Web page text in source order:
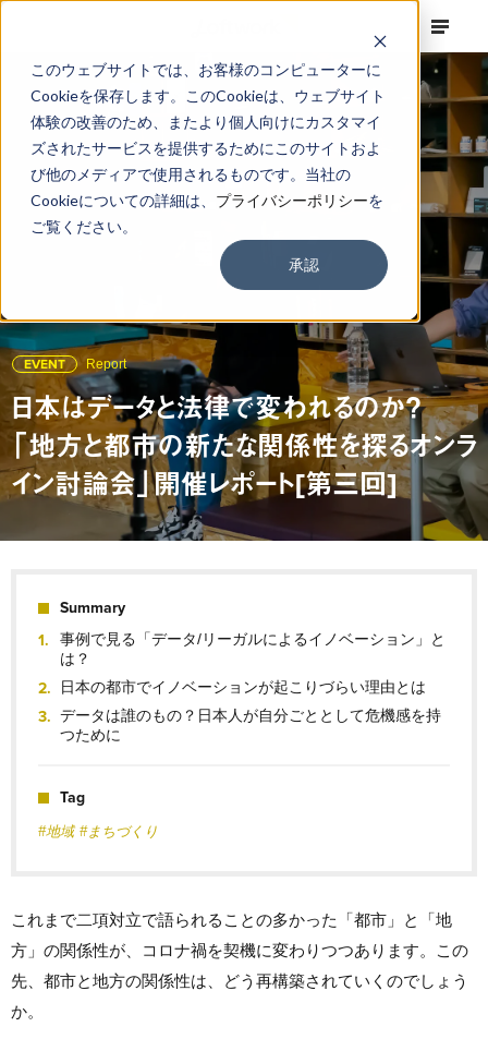
このウェブサイトでは、お客様のコンピューターに
Cookieを保存します。このCookieは、ウェブサイト
体験の改善のため、またより個人向けにカスタマイ
ズされたサービスを提供するためにこのサイトおよ
び他のメディアで使用されるものです。当社の
Cookieについての詳細は、 プライバシーポリシーを
ご覧ください。
承認
EVENT Report
日本はデータと法律で変われるのか？
「地方と都市の新たな関係性を探るオンラ
イン討論会」開催レポート[第三回]
Summary
事例で見る「データ/リーガルによるイノベーション」と
は？
日本の都市でイノベーションが起こりづらい理由とは
データは誰のもの？日本人が自分ごととして危機感を持
つために
Tag
#地域 #まちづくり
これまで二項対立で語られることの多かった「都市」と「地
方」の関係性が、コロナ禍を契機に変わりつつあります。この
先、都市と地方の関係性は、どう再構築されていくのでしょう
か。